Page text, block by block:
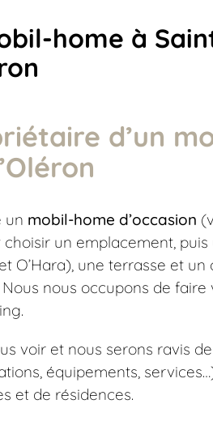
home à
d’un
un mobil-home d’occasion
un emplacement, puis
O’Hara), une terrasse et un
nous occupons de
voir et nous serons ravis
équipements,
et de résidences.